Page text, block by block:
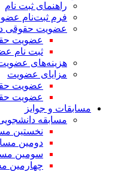
راهنمای ثبت نام
فرم ثبت‌نام
عضویت حقوقی
عضویت
ثبت نام
هزینه‌های
مزایای عضویت
عضویت
عضویت
مسابقات و جوایز
مسابقه دانشجویی
نخستین
دومین
سومین
چهارمین